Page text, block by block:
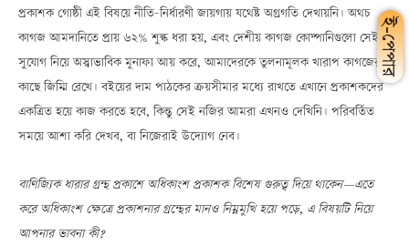
প্রকাশক গোষ্ঠী এই বিষয়ে নীতি-নির্ধারণী জায়গায় যথেষ্ট অগ্রগতি দেখায়নি। অথচ
কাগজ আমদানিতে প্রায় ৬২% শুল্ক ধরা হয়, এবং দেশীয় কাগজ কোম্পানিগুলো সেই
সুযোগ নিয়ে অস্বাভাবিক মুনাফা আয় করে, আমাদেরকে তুলনামূলক খারাপ কাগজের
কাছে জিম্মি রেখে। বইয়ের দাম পাঠকের ক্রয়সীমার মধ্যে রাখতে এখানে প্রকাশকদের
একত্রিত হয়ে কাজ করতে হবে, কিন্তু সেই নজির আমরা এখনও দেখিনি। পরিবর্তিত
সময়ে আশা করি দেখব, বা নিজেরাই উদ্যোগ নেব।
বাণিজ্যিক ধারার গ্রন্থ প্রকাশে অধিকাংশ প্রকাশক বিশেষ গুরুত্ব দিয়ে থাকেনÑএতে
করে অধিকাংশ ক্ষেত্রে প্রকাশনার গ্রন্থের মানও নিম্নমুখি হয়ে পড়ে, এ বিষয়টি নিয়ে
আপনার ভাবনা কী?